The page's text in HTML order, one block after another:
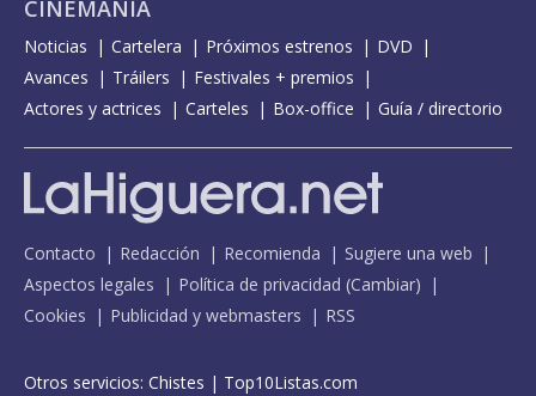
CINEMANÍA
Noticias Cartelera Próximos estrenos
DVD
Avances
Tráilers
Festivales + premios
Actores y actrices
Carteles Box-office Guía / directorio
Contacto Redacción Recomienda
Sugiere una web
Aspectos legales
Política de privacidad (Cambiar)
Cookies
Publicidad y webmasters RSS
Otros servicios: Chistes | Top10Listas.com